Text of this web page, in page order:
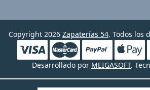
Copyright 2026 Zapaterías 54. Todos los
Desarrollado por MEIGASOFT.